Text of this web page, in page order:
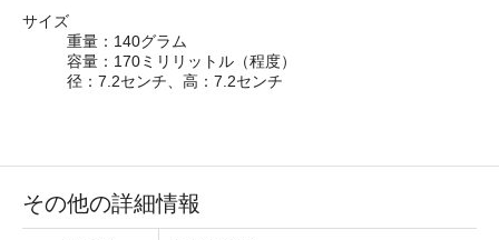
サイズ
重量：140グラム
容量：170ミリリットル （程度）
径：7.2センチ、高：7.2センチ
その他の詳細情報